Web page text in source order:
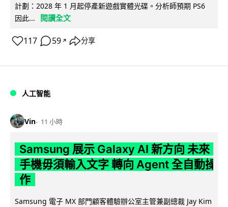
計劃：2028 年 1 月起停產新遊戲實體光碟。分析師預期 PS6
因此...
閱讀全文
117 59 ↗ 分享
人工智能
Vin 11 小時
Samsung 展示 Galaxy AI 新方向 未來
手機毋須輸入文字 轉向 Agent 全自動操
作
Samsung 電子 MX 部門顧客體驗辦公室主管兼副總裁 Jay Kim